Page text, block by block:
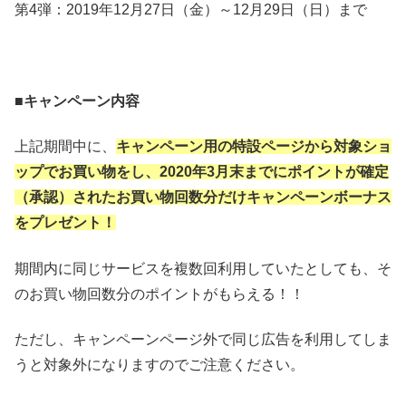
第4弾：2019年12月27日（金）～12月29日（日）まで
■キャンペーン内容
上記期間中に、 キャンペーン用の特設ページから対象ショ
ップでお買い物をし、2020年3月末までにポイントが確定
（承認）されたお買い物回数分だけキャンペーンボーナス
をプレゼント！
期間内に同じサービスを複数回利用していたとしても、そ
のお買い物回数分のポイントがもらえる！！
ただし、キャンペーンページ外で同じ広告を利用してしま
うと対象外になりますのでご注意ください。